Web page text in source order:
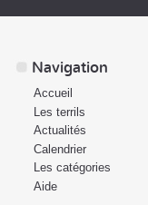
Navigation
Accueil
Les terrils
Actualités
Calendrier
Les catégories
Aide